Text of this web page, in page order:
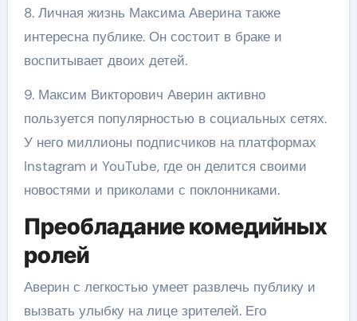
8. Личная жизнь Максима Аверина также
интересна публике. Он состоит в браке и
воспитывает двоих детей.
9. Максим Викторович Аверин активно
пользуется популярностью в социальных сетях.
У него миллионы подписчиков на платформах
Instagram и YouTube, где он делится своими
новостями и приколами с поклонниками.
Преобладание комедийных
ролей
Аверин с легкостью умеет развлечь публику и
вызвать улыбку на лице зрителей. Его